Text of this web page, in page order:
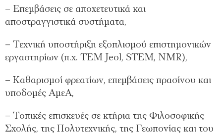
– Επεμβάσεις σε αποχετευτικά και
αποστραγγιστικά συστήματα,
– Τεχνική υποστήριξη εξοπλισμού επιστημονικών
εργαστηρίων (π.χ. TEM Jeol, STEM, NMR),
– Καθαρισμοί φρεατίων, επεμβάσεις πρασίνου και
υποδομές ΑμεΑ,
– Τοπικές επισκευές σε κτήρια της Φιλοσοφικής
Σχολής, της Πολυτεχνικής, της Γεωπονίας και του